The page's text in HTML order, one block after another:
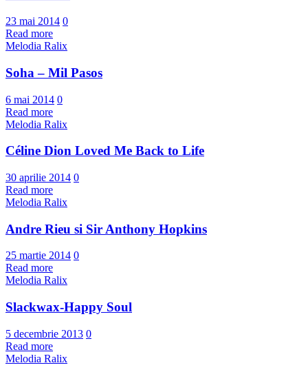
23 mai 2014 0
Read more
Melodia Ralix
Soha – Mil Pasos
6 mai 2014 0
Read more
Melodia Ralix
Céline Dion Loved Me Back to Life
30 aprilie 2014 0
Read more
Melodia Ralix
Andre Rieu si Sir Anthony Hopkins
25 martie 2014 0
Read more
Melodia Ralix
Slackwax-Happy Soul
5 decembrie 2013 0
Read more
Melodia Ralix